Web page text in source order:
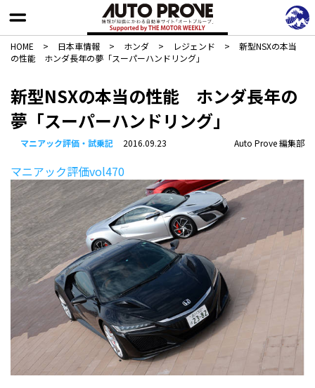
HOME > 日本車情報​ > ホンダ > レジェンド >
新型NSXの本当
の性能 ホンダ長年の夢「スーパーハンドリング」
新型NSXの本当の性能 ホンダ長年の
夢「スーパーハンドリング」
マニアック評価・試乗記 2016.09.23 Auto Prove 編集部
マニアック評価vol470